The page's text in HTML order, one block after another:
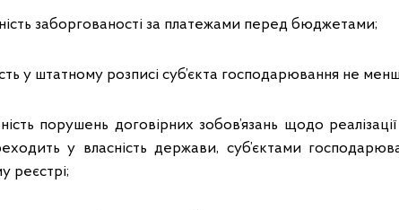
заборгованості за платежами перед бюджетами;
у штатному розписі суб’єкта господарювання не
порушень договірних зобов’язань щодо
у власність держави, суб’єктами
реєстрі;